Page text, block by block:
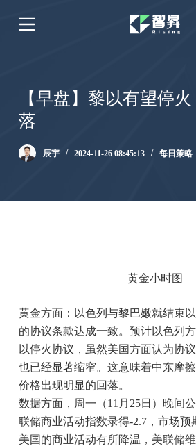
跳
过
【早盘】黎以有望停
落
辰宇 2024-11-26 08:45:13 每日策略
黄金小时图
黄金方面：以色列与黎巴嫩就结束
的协议条款达成一致。预计以色列
以停火协议，虽然美国方面认为协
也已经显著缩窄。这意味着中东摩
价格出现明显的回落。
数据方面，周一（11月25日）晚间
联储商业活动指数录得-2.7，市场预
美国的商业活动有所降温，美联储